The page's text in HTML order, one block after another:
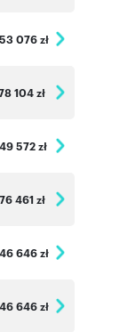
076 zł
104 zł
572 zł
461 zł
646 zł
646 zł